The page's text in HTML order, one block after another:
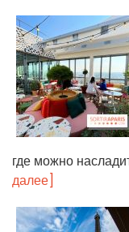
где можно
далее]